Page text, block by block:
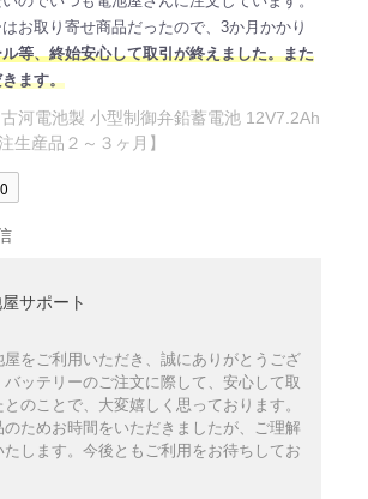
お取り寄せ商品だったので、3か月かかり
等、終始安心して取引が終えました。また
ます。
河電池製 小型制御弁鉛蓄電池 12V7.2Ah
生産品２～３ヶ月】
0
サポート
屋をご利用いただき、誠にありがとうござ
ッテリーのご注文に際して、安心して取
のことで、大変嬉しく思っております。
のためお時間をいただきましたが、ご理解
たします。今後ともご利用をお待ちしてお